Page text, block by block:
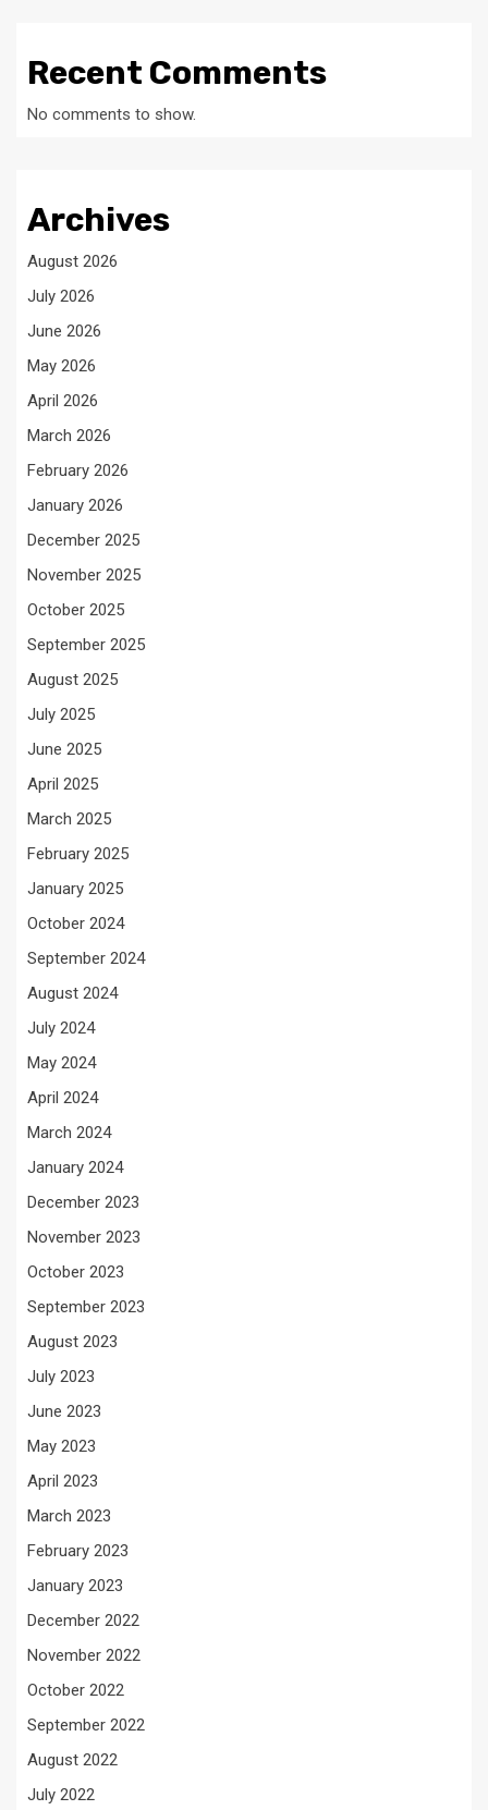
Recent Comments
No comments to show.
Archives
August 2026
July 2026
June 2026
May 2026
April 2026
March 2026
February 2026
January 2026
December 2025
November 2025
October 2025
September 2025
August 2025
July 2025
June 2025
April 2025
March 2025
February 2025
January 2025
October 2024
September 2024
August 2024
July 2024
May 2024
April 2024
March 2024
January 2024
December 2023
November 2023
October 2023
September 2023
August 2023
July 2023
June 2023
May 2023
April 2023
March 2023
February 2023
January 2023
December 2022
November 2022
October 2022
September 2022
August 2022
July 2022